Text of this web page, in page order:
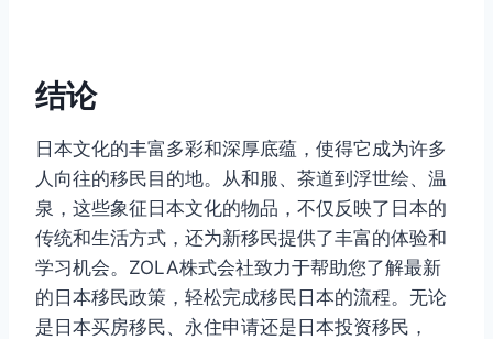
结论
日本文化的丰富多彩和深厚底蕴，使得它成为许多
人向往的移民目的地。从和服、茶道到浮世绘、温
泉，这些象征日本文化的物品，不仅反映了日本的
传统和生活方式，还为新移民提供了丰富的体验和
学习机会。ZOLA株式会社致力于帮助您了解最新
的日本移民政策，轻松完成移民日本的流程。无论
是日本买房移民、永住申请还是日本投资移民，